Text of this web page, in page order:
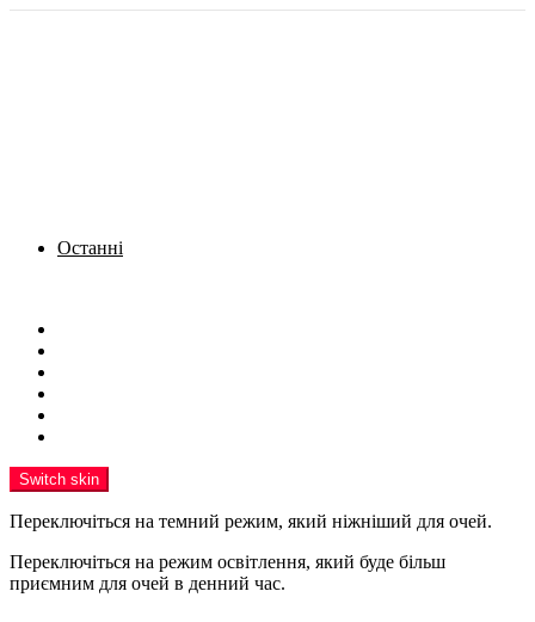
Останні
Switch skin
Переключіться на темний режим, який ніжніший для очей.
Переключіться на режим освітлення, який буде більш
приємним для очей в денний час.